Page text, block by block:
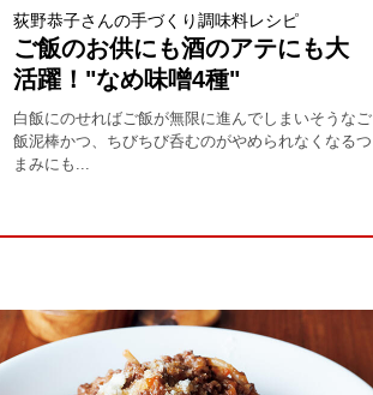
荻野恭子さんの手づくり調味料レシピ
ご飯のお供にも酒のアテにも大
活躍！"なめ味噌4種"
白飯にのせればご飯が無限に進んでしまいそうなご
飯泥棒かつ、ちびちび呑むのがやめられなくなるつ
まみにも...